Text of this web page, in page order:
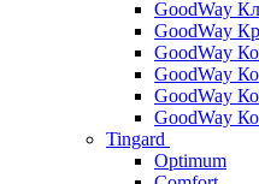
GoodWay
GoodWay
GoodWay
GoodWay
GoodWay
GoodWay
Tingard
Optimum